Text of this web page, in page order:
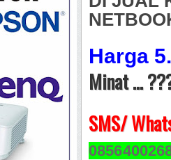
Harga
Minat ...
SMS/